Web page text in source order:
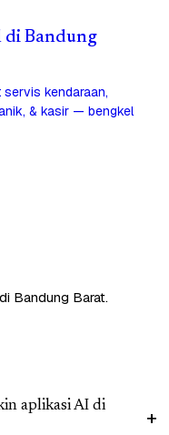
di Bandung
kendaraan,
& kasir — bengkel
Bandung Barat.
aplikasi AI di